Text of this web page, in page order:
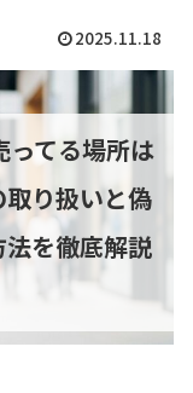
2025.11.18
ってる場所は
り扱いと偽
を徹底解説